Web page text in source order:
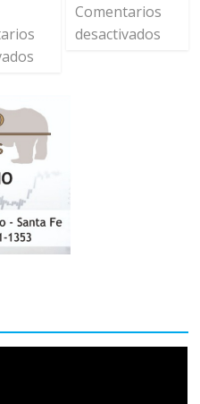
Comentarios
desactivados